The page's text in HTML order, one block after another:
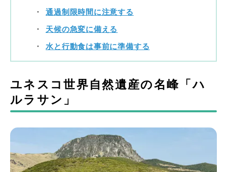
通過制限時間に注意する
天候の急変に備える
水と行動食は事前に準備する
ユネスコ世界自然遺産の名峰「ハ
ルラサン」